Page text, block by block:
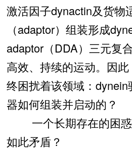
激活因子dynactin及货物
（adaptor）组装形成
adaptor（DDA）三元复
高效、持续的运动。因
终困扰着该领域：
器如何组装并启动的？
一个长期存在的困惑
如此矛盾？